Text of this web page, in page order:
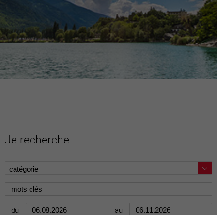
Je recherche
du au